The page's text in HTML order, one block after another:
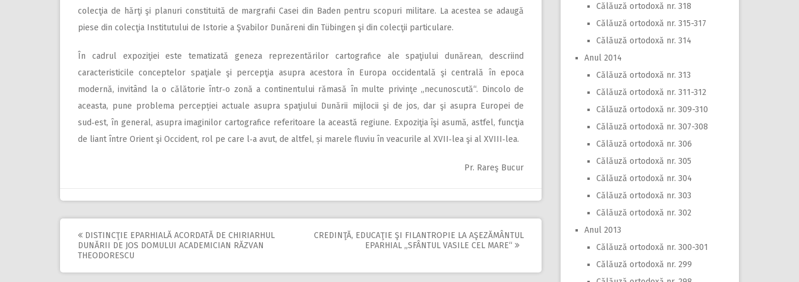
colecţia de hărţi şi planuri constituită de margrafii Casei din Baden pentru scopuri militare. La acestea se adaugă
piese din colecţia Institutului de Istorie a Şvabilor Dunăreni din Tübingen şi din colecţii particulare.
În cadrul expoziţiei este tematizată geneza reprezentărilor cartografice ale spaţiului dunărean, descriind
caracteristicile conceptelor spaţiale şi percepţia asupra acestora în Europa occidentală şi centrală în epoca
modernă, invitând la o călătorie într‑o zonă a continentului rămasă în multe privinţe „necunoscută“. Dincolo de
aceasta, pune problema percepției actuale asupra spaţiului Dunării mijlocii şi de jos, dar şi asupra Europei de
sud‑est, în general, asupra imaginilor cartografice referitoare la această regiune. Expoziţia îşi asumă, astfel, funcţia
de liant între Orient şi Occident, rol pe care l‑a avut, de altfel, și marele fluviu în veacurile al XVII‑lea şi al XVIII‑lea.
Pr. Rareş Bucur
Post
navigation
DISTINCŢIE EPARHIALĂ ACORDATĂ DE CHIRIARHUL
DUNĂRII DE JOS DOMULUI ACADEMICIAN RĂZVAN
THEODORESCU
CREDINŢĂ, EDUCAŢIE ŞI FILANTROPIE LA AŞEZĂMÂNTUL
EPARHIAL „SFÂNTUL VASILE CEL MARE“
Călăuză ortodoxă nr. 318
Călăuză ortodoxă nr. 315-317
Călăuză ortodoxă nr. 314
Anul 2014
Călăuză ortodoxă nr. 313
Călăuză ortodoxă nr. 311-312
Călăuză ortodoxă nr. 309-310
Călăuză ortodoxă nr. 307-308
Călăuză ortodoxă nr. 306
Călăuză ortodoxă nr. 305
Călăuză ortodoxă nr. 304
Călăuză ortodoxă nr. 303
Călăuză ortodoxă nr. 302
Anul 2013
Călăuză ortodoxă nr. 300-301
Călăuză ortodoxă nr. 299